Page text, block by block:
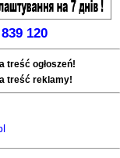
120
treść ogłoszeń!
treść reklamy!